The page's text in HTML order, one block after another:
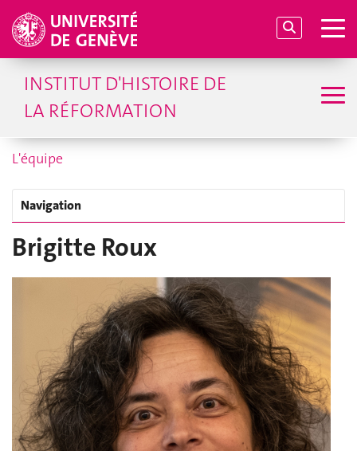
INSTITUT D'HISTOIRE DE
LA RÉFORMATION
L'équipe
Navigation
Brigitte Roux